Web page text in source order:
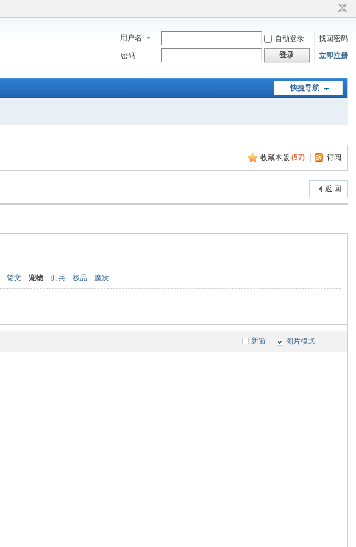
用户名 自动登录
找回密码
密码
登录 立即注册
快捷导航
收藏本版 (57) 订阅
返 回
铭文 宠物 佣兵 极品 魔次
新窗 图片模式